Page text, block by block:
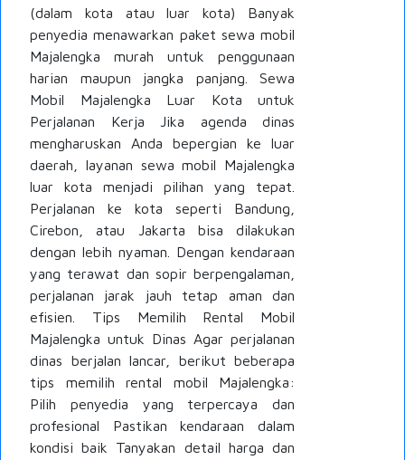
(dalam kota atau luar kota) Banyak
penyedia menawarkan paket sewa mobil
Majalengka murah untuk penggunaan
harian maupun jangka panjang. Sewa
Mobil Majalengka Luar Kota untuk
Perjalanan Kerja Jika agenda dinas
mengharuskan Anda bepergian ke luar
daerah, layanan sewa mobil Majalengka
luar kota menjadi pilihan yang tepat.
Perjalanan ke kota seperti Bandung,
Cirebon, atau Jakarta bisa dilakukan
dengan lebih nyaman. Dengan kendaraan
yang terawat dan sopir berpengalaman,
perjalanan jarak jauh tetap aman dan
efisien. Tips Memilih Rental Mobil
Majalengka untuk Dinas Agar perjalanan
dinas berjalan lancar, berikut beberapa
tips memilih rental mobil Majalengka:
Pilih penyedia yang terpercaya dan
profesional Pastikan kendaraan dalam
kondisi baik Tanyakan detail harga dan